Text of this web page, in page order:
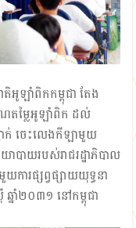
តិអូឡាំពិកកម្ពុជា តែង
តម្លៃអូឡាំពិក ដល់
ក់ ចេះលេងកីឡាមួយ
បាយរបស់រាជរដ្ឋាភិបាល
យការផ្សព្វផ្សាយយុទ្ធនា
ឆ្នាំ២០៣១ នៅកម្ពុជា